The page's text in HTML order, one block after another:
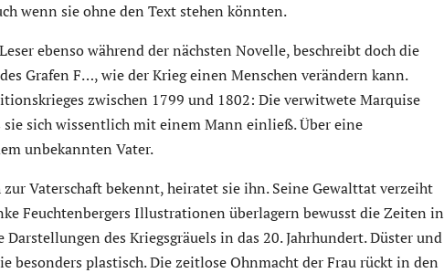
wenn sie ohne den Text stehen könnten.
ebenso während der nächsten Novelle, beschreibt doch die
Grafen F…, wie der Krieg einen Menschen verändern kann.
zwischen 1799 und 1802: Die verwitwete Marquise
sie sich wissentlich mit einem Mann einließ. Über eine
unbekannten Vater.
Vaterschaft bekennt, heiratet sie ihn. Seine Gewalttat verzeiht
Feuchtenbergers Illustrationen überlagern bewusst die Zeiten in
des Kriegsgräuels in das 20. Jahrhundert. Düster und
besonders plastisch. Die zeitlose Ohnmacht der Frau rückt in den